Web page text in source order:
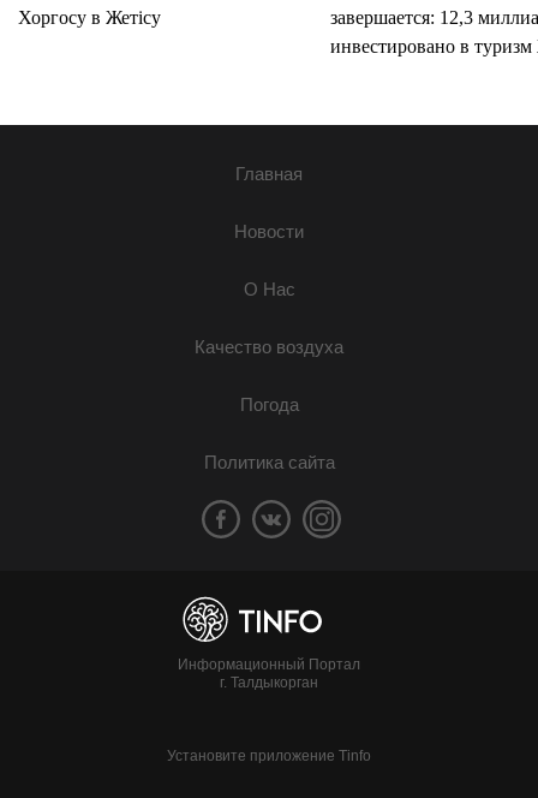
Хоргосу в Жетісу
завершается: 12,3
инвестировано в туризм
Главная
Новости
О Нас
Качество воздуха
Погода
Политика сайта
Информационный Портал
г. Талдыкорган
Установите приложение Tinfo